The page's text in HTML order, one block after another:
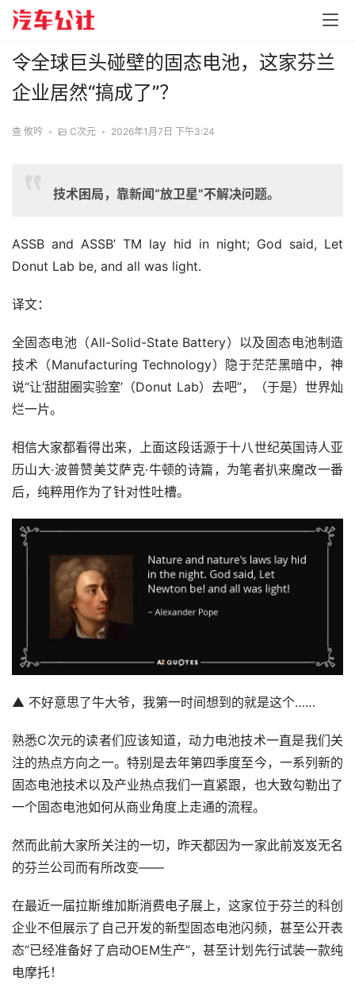
令全球巨头碰壁的固态电池，这家芬兰
企业居然“搞成了”？
查 攸吟 • C次元 • 2026年1月7日 下午3:24
技术困局，靠新闻“放卫星”不解决问题。
ASSB and ASSB’ TM lay hid in night; God said, Let
Donut Lab be, and all was light.
译文：
全固态电池（All-Solid-State Battery）以及固态电池制造
技术（Manufacturing Technology）隐于茫茫黑暗中，神
说“让‘甜甜圈实验室’（Donut Lab）去吧”，（于是）世界灿
烂一片。
相信大家都看得出来，上面这段话源于十八世纪英国诗人亚
历山大·波普赞美艾萨克·牛顿的诗篇，为笔者扒来魔改一番
后，纯粹用作为了针对性吐槽。
▲ 不好意思了牛大爷，我第一时间想到的就是这个……
熟悉C次元的读者们应该知道，动力电池技术一直是我们关
注的热点方向之一。特别是去年第四季度至今，一系列新的
固态电池技术以及产业热点我们一直紧跟，也大致勾勒出了
一个固态电池如何从商业角度上走通的流程。
然而此前大家所关注的一切，昨天都因为一家此前岌岌无名
的芬兰公司而有所改变——
在最近一届拉斯维加斯消费电子展上，这家位于芬兰的科创
企业不但展示了自己开发的新型固态电池闪频，甚至公开表
态“已经准备好了启动OEM生产”，甚至计划先行试装一款纯
电摩托！